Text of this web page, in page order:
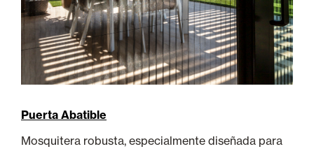
Puerta Abatible
Mosquitera robusta, especialmente diseñada para